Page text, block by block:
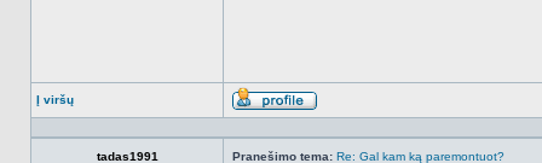
Į viršų
Aprašymas
tadas1991 Pranešimo tema: Re: Gal kam ką paremontuot?